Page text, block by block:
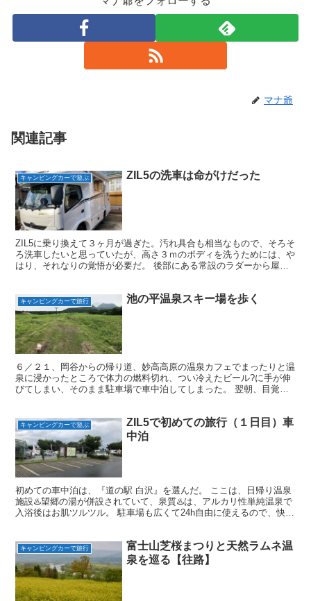
マナ爺
関連記事
キャンピングカーで遊ぶ ZIL5の洗車は命がけだった
ZIL5に乗り換えて３ヶ月が過ぎた。汚れ具合も相当なもので、そろそ
ろ洗車したいと思っていたが、高さ３ｍのボディを洗うためには、や
はり、それなりの覚悟が必要だ。 後部にある常設のラダーから屋根
キャンピングカーで旅行 池の平温泉スキー場を歩く
６／２１、岡谷からの帰り道、妙高高原の温泉カフェでまったりと温
泉に浸かったところで体力の燃料切れ、つい冷えたビール?に手が伸
びてしまい、そのまま駐車場で車中泊してしまった。 翌朝、目覚め
キャンピングカーで遊ぶ
ZIL5で初めての旅行（１日目）車
中泊
初めての車中泊は、『道の駅 白沢』を選んだ。 ここは、日帰り温泉
施設♨️望郷の湯が併設されていて、泉質♨️は、アルカリ性単純温泉で
入浴後はお肌ツルツル。 駐車場も広くて24h自由に使えるので、快適
キャンピングカーで旅行
富士山芝桜まつりと天然ラムネ温
泉を巡る【往路】